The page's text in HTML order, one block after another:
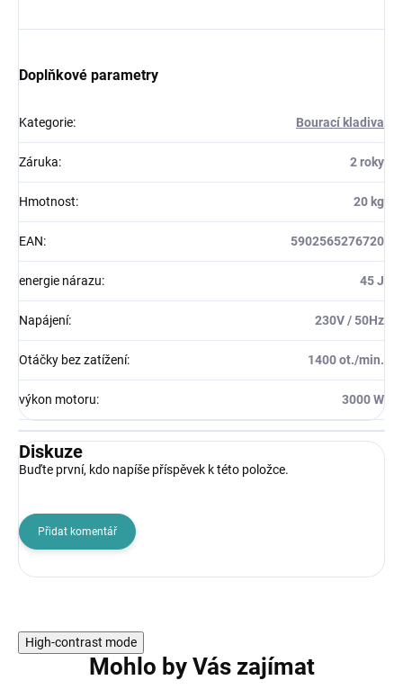
Doplňkové parametry
Kategorie: Bourací kladiva
Záruka: 2 roky
Hmotnost: 20 kg
EAN: 5902565276720
energie nárazu: 45 J
Napájení: 230V / 50Hz
Otáčky bez zatížení: 1400 ot./min.
výkon motoru: 3000 W
Diskuze
Buďte první, kdo napíše příspěvek k této položce.
Přidat komentář
High-contrast mode
Mohlo by Vás zajímat